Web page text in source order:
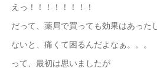
えっ！！！！！！！！
だって、薬局で買っても効果はあった
ないと、痛くて困るんだよなぁ。。。
って、最初は思いましたが